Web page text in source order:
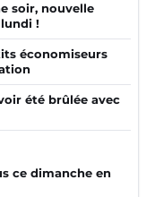
soir, nouvelle
!
économiseurs
été brûlée avec
ce dimanche en